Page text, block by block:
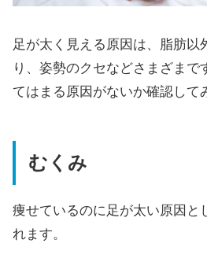
足が太く見える原因は、脂肪以
り、姿勢のクセなどさまざまで
てはまる原因がないか確認して
むくみ
痩せているのに足が太い原因と
れます。